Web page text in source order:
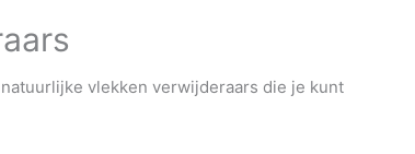
vlekken verwijderaars die je kunt